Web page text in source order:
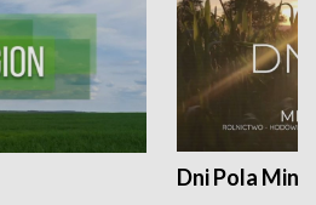
Dni Pola